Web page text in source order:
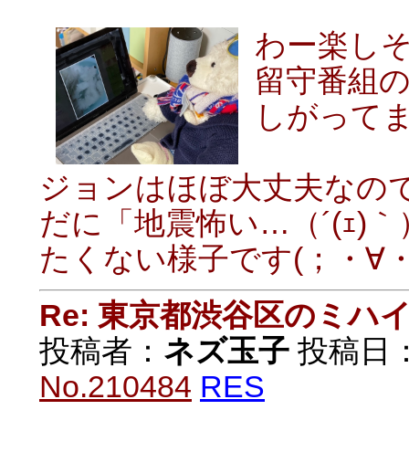
わー楽し
留守番組
しがって
ジョンはほぼ大丈夫なの
だに「地震怖い…（´(ｪ)
たくない様子です(；・∀
Re: 東京都渋谷区のミハ
投稿者： ネズ玉子 投稿日
No.210484 RES